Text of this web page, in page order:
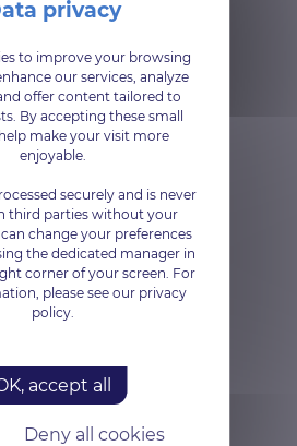
to improve your browsing
our services, analyze
offer content tailored to
By accepting these small
make your visit more
enjoyable.
securely and is never
third parties without your
change your preferences
the dedicated manager in
corner of your screen. For
please see our privacy
policy.
accept all
Deny all cookies